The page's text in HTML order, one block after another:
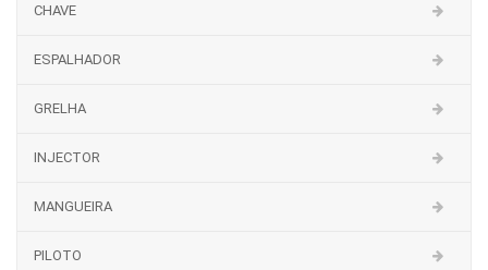
CHAVE
ESPALHADOR
GRELHA
INJECTOR
MANGUEIRA
PILOTO